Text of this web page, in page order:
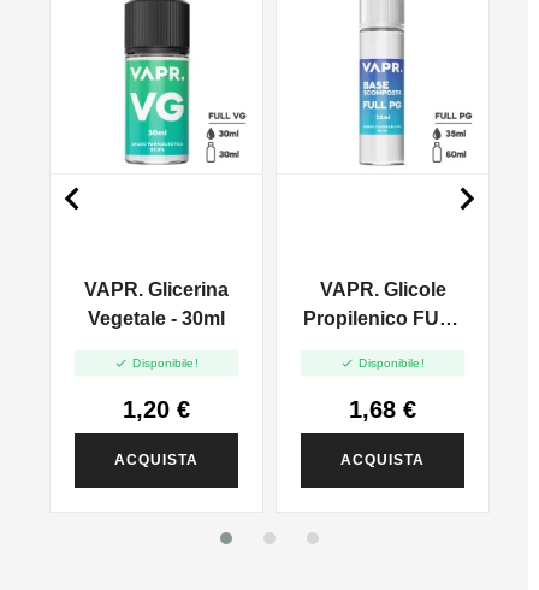
VAPR. Glicerina
Vegetale - 30ml
 Disponibile!
1,20 €
ACQUISTA
VAPR. Glicole
Propilenico FULL
 Disponibile!
1,68 €
ACQUISTA
 